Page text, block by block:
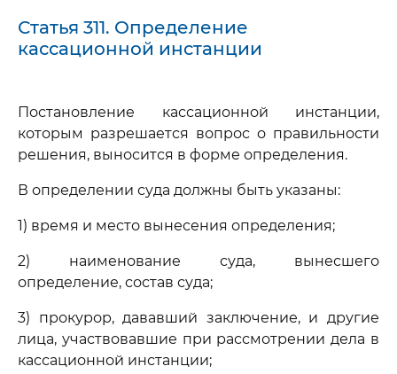
Статья 311. Определение
кассационной инстанции
Постановление кассационной инстанции,
которым разрешается вопрос о правильности
решения, выносится в форме определения.
В определении суда должны быть указаны:
1) время и место вынесения определения;
2) наименование суда, вынесшего
определение, состав суда;
3) прокурор, дававший заключение, и другие
лица, участвовавшие при рассмотрении дела в
кассационной инстанции;